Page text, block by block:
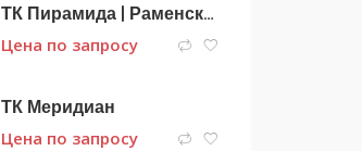
ТК Пирамида | Раменское
Цена по запросу
ТК Меридиан
Цена по запросу